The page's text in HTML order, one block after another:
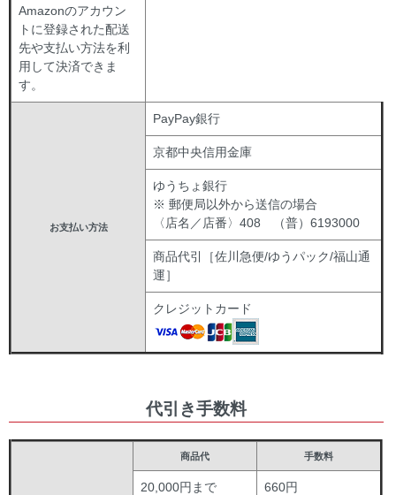
Amazonのアカウン
トに登録された配送
先や支払い方法を利
用して決済できま
す。
お支払い方法
PayPay銀行
京都中央信用金庫
ゆうちょ銀行
※ 郵便局以外から送信の場合
〈店名／店番〉408 （普）6193000
商品代引［佐川急便/ゆうパック/福山通
運］
クレジットカード
代引き手数料
商品代 手数料
20,000円まで 660円